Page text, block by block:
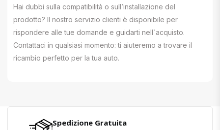
Hai dubbi sulla compatibilità o sull’installazione del
prodotto? Il nostro servizio clienti è disponibile per
rispondere alle tue domande e guidarti nell`acquisto.
Contattaci in qualsiasi momento: ti aiuteremo a trovare il
ricambio perfetto per la tua auto.
Spedizione Gratuita